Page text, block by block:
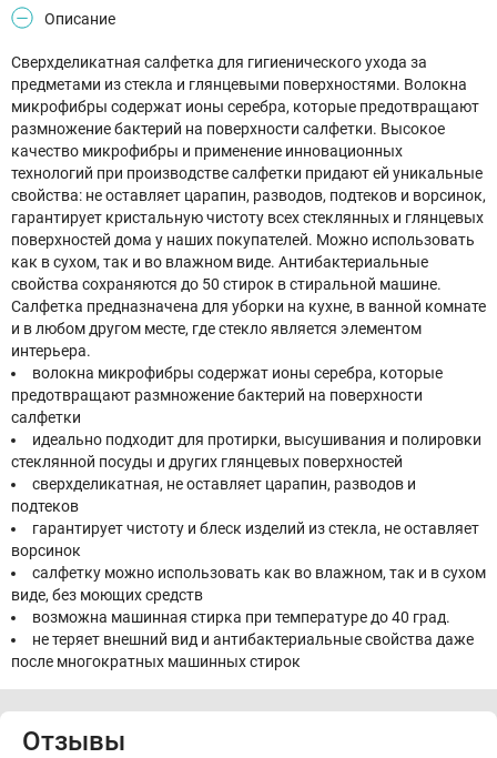
Описание
Сверхделикатная салфетка для гигиенического ухода за
предметами из стекла и глянцевыми поверхностями. Волокна
микрофибры содержат ионы серебра, которые предотвращают
размножение бактерий на поверхности салфетки. Высокое
качество микрофибры и применение инновационных
технологий при производстве салфетки придают ей уникальные
свойства: не оставляет царапин, разводов, подтеков и ворсинок,
гарантирует кристальную чистоту всех стеклянных и глянцевых
поверхностей дома у наших покупателей. Можно использовать
как в сухом, так и во влажном виде. Антибактериальные
свойства сохраняются до 50 стирок в стиральной машине.
Салфетка предназначена для уборки на кухне, в ванной комнате
и в любом другом месте, где стекло является элементом
интерьера.
волокна микрофибры содержат ионы серебра, которые
предотвращают размножение бактерий на поверхности
салфетки
идеально подходит для протирки, высушивания и полировки
стеклянной посуды и других глянцевых поверхностей
сверхделикатная, не оставляет царапин, разводов и
подтеков
гарантирует чистоту и блеск изделий из стекла, не оставляет
ворсинок
салфетку можно использовать как во влажном, так и в сухом
виде, без моющих средств
возможна машинная стирка при температуре до 40 град.
не теряет внешний вид и антибактериальные свойства даже
после многократных машинных стирок
Отзывы